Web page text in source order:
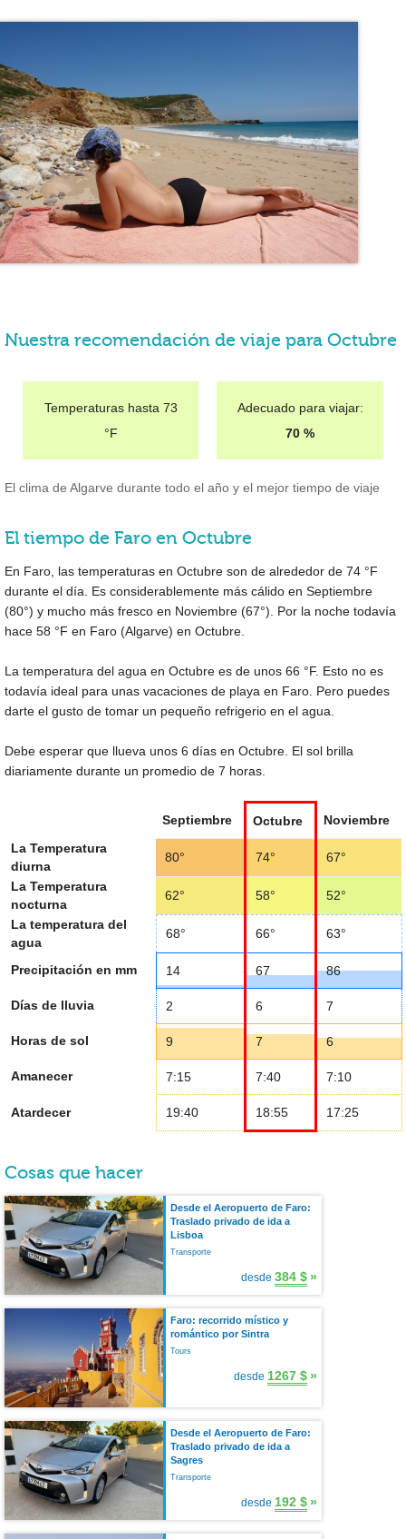
Nuestra recomendación de viaje para Octubre
Temperaturas hasta 73
°F
Adecuado para viajar:
70 %
El clima de Algarve durante todo el año y el mejor tiempo de viaje
El tiempo de Faro en Octubre
En Faro, las temperaturas en Octubre son de alrededor de 74 °F
durante el día. Es considerablemente más cálido en Septiembre
(80°) y mucho más fresco en Noviembre (67°). Por la noche todavía
hace 58 °F en Faro (Algarve) en Octubre.
La temperatura del agua en Octubre es de unos 66 °F. Esto no es
todavía ideal para unas vacaciones de playa en Faro. Pero puedes
darte el gusto de tomar un pequeño refrigerio en el agua.
Debe esperar que llueva unos 6 días en Octubre. El sol brilla
diariamente durante un promedio de 7 horas.
Septiembre Octubre
Noviembre
La Temperatura
diurna
80° 74°
67°
La Temperatura
nocturna
62° 58°
52°
La temperatura del
agua
68° 66° 63°
Precipitación en mm 14 67 86
Días de lluvia 2 6 7
Horas de sol 9 7 6
Amanecer 7:15 7:40 7:10
Atardecer 19:40 18:55 17:25
Cosas que hacer
Desde el Aeropuerto de Faro:
Traslado privado de ida a
Lisboa
Transporte
desde 384 $»
Faro: recorrido místico y
romántico por Sintra
Tours
desde 1267 $»
Desde el Aeropuerto de Faro:
Traslado privado de ida a
Sagres
Transporte
desde 192 $»